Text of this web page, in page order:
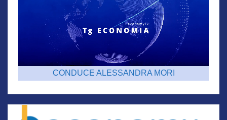
CONDUCE ALESSANDRA MORI